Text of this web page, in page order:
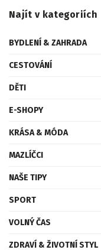
Najít v kategoriích
BYDLENÍ & ZAHRADA
CESTOVÁNÍ
DĚTI
E-SHOPY
KRÁSA & MÓDA
MAZLÍČCI
NAŠE TIPY
SPORT
VOLNÝ ČAS
ZDRAVÍ & ŽIVOTNÍ STYL